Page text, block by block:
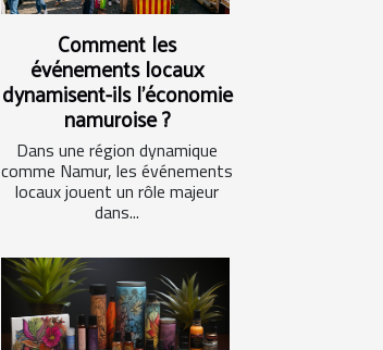
Comment les
événements locaux
dynamisent-ils l'économie
namuroise ?
Dans une région dynamique
comme Namur, les événements
locaux jouent un rôle majeur
dans...